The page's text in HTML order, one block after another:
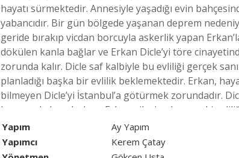
hayatı sürmektedir. Annesiyle yaşadığı evin
yabancıdır. Bir gün bölgede yaşanan deprem
geride bırakıp vicdan borcuyla askerlik yapan
dökülen kanla bağlar ve Erkan Dicle’yi töre
zorunda kalır. Dicle saf kalbiyle bu evliliği gerçek
planladığı başka bir evlilik beklemektedir. Erkan,
bilmeyen Dicle’yi İstanbul’a götürmek zorundadır.
karşısında bocalarken, Erkan ailesine bu zoraki
Hikayesi Coşkun Irmak’a, senaryosu Yeşim Aslan’a
Usta’nın üstlendiği Sevdiğim Sensin’in kadrosunda
Yapım
Ay Yapım
Yapımcı
Kerem Çatay